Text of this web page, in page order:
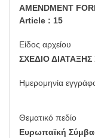
AMENDMENT
Article : 15
Είδος αρχείου
ΣΧΕΔΙΟ
Ημερομηνία
Θεματικό πεδίο
Ευρωπαϊκή